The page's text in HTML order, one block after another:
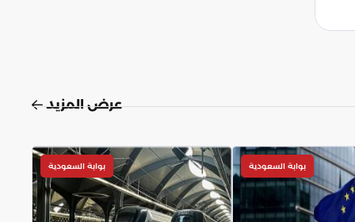
عرض المزيد
بوابة السعودية بوابة السعودية